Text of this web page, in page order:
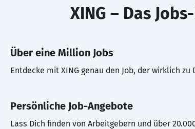
XING – Das
Über eine Million Jobs
Entdecke mit XING genau den Job, der wirklich zu
Persönliche Job-Angebote
Lass Dich finden von Arbeitgebern und über